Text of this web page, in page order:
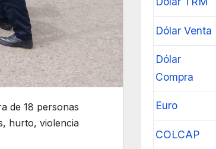
de 18 personas
hurto, violencia
Dólar Venta
Dólar
Compra
Euro
COLCAP